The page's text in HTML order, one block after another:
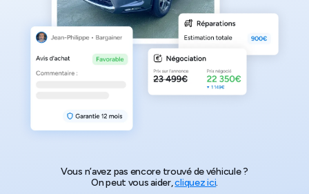
Vous n’avez pas encore trouvé de véhicule ?
On peut vous aider,cliquez ici.